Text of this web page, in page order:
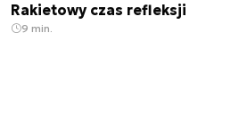
Rakietowy czas refleksji
9 min.